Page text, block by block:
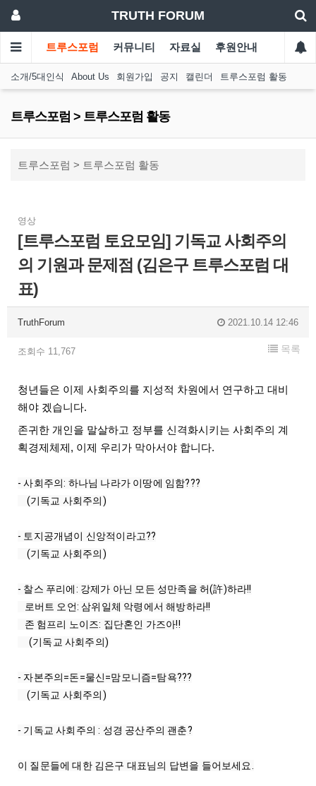
TRUTH FORUM
트루스포럼 커뮤니티 자료실 후원안내
소개/5대인식 About Us 회원가입 공지 캘린더 트루스포럼 활동
트루스포럼 > 트루스포럼 활동
트루스포럼 > 트루스포럼 활동
영상
[트루스포럼 토요모임] 기독교 사회주의
의 기원과 문제점 (김은구 트루스포럼 대
표)
TruthForum 2021.10.14 12:46
조회수 11,767 목록
청년들은 이제 사회주의를 지성적 차원에서 연구하고 대비
해야 겠습니다.
존귀한 개인을 말살하고 정부를 신격화시키는 사회주의 계
획경제체제, 이제 우리가 막아서야 합니다.
- 사회주의: 하나님 나라가 이땅에 임함???
- 토지공개념이 신앙적이라고??
- 찰스 푸리에: 강제가 아닌 모든 성만족을 허(許)하라!!
- 자본주의=돈=물신=맘모니즘=탐욕???
- 기독교 사회주의 : 성경 공산주의 괜춘?
이 질문들에 대한 김은구 대표님의 답변을 들어보세요.